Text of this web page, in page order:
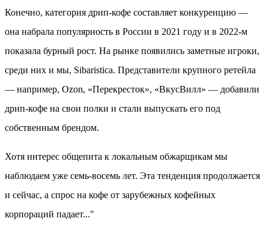
Конечно, категория дрип-кофе составляет конкуренцию —
она набрала популярность в России в 2021 году и в 2022-м
показала бурный рост. На рынке появились заметные игроки,
среди них и мы, Sibaristica. Представители крупного ретейла
— например, Ozon, «Перекресток», «ВкусВилл» — добавили
дрип-кофе на свои полки и стали выпускать его под
собственным брендом.
Хотя интерес общепита к локальным обжарщикам мы
наблюдаем уже семь-восемь лет. Эта тенденция продолжается
и сейчас, а спрос на кофе от зарубежных кофейных
корпораций падает..."